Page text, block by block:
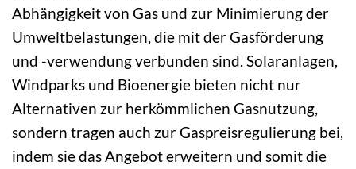
Abhängigkeit von Gas und zur Minimierung der
Umweltbelastungen, die mit der Gasförderung
und -verwendung verbunden sind. Solaranlagen,
Windparks und Bioenergie bieten nicht nur
Alternativen zur herkömmlichen Gasnutzung,
sondern tragen auch zur Gaspreisregulierung bei,
indem sie das Angebot erweitern und somit die